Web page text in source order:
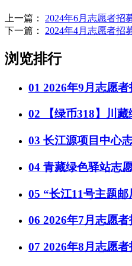
上一篇： 2024年6月志愿者招
下一篇： 2024年4月志愿者招
浏览排行
01 2026年9月志愿者
02 【绿币318】川
03 长江源项目中心
04 青藏绿色驿站志
05 “长江11号主题
06 2026年7月志愿者
07 2026年8月志愿者